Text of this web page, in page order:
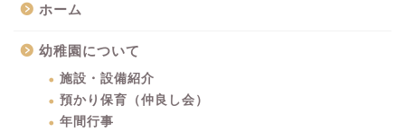
ホーム
幼稚園について
施設・設備紹介
預かり保育（仲良し会）
年間行事